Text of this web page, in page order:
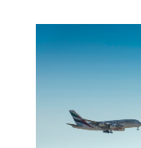
Sant Feliu de
Taxi Vallirana
Radio Taxi
Su taxi –